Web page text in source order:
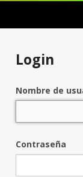
Login
Nombre de
Contraseña